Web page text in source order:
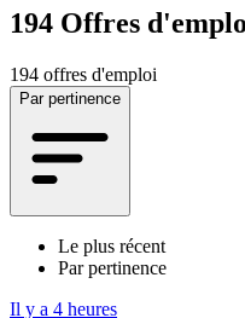
194 Offres
194 offres d'emploi
Par pertinence
Le plus récent
Par pertinence
Il y a 4 heures